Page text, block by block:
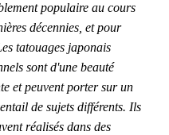
populaire au cours
décennies, et pour
tatouages japonais
sont d'une beauté
et peuvent porter sur un
de sujets différents. Ils
réalisés dans des